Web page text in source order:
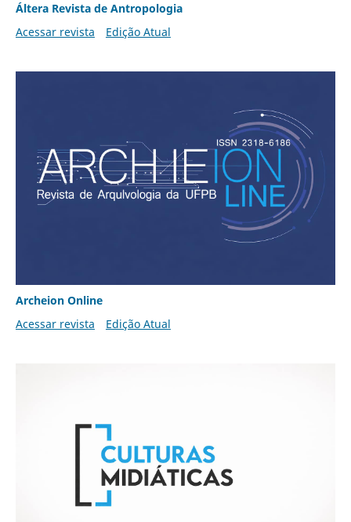
Áltera Revista de Antropologia
Acessar revista
Edição Atual
Archeion Online
Acessar revista
Edição Atual